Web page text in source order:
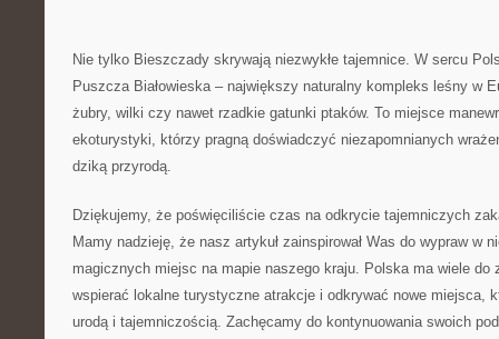
Nie tylko Bieszczady skrywają niezwykłe tajemnice. W ‌sercu⁤
Puszcza Białowieska – największy naturalny kompleks leśny w
żubry, wilki czy nawet rzadkie gatunki ptaków.​ To miejsce
ekoturystyki, którzy pragną doświadczyć niezapomnianych‌
dziką⁣ przyrodą.
Dziękujemy, że ‌poświęciliście czas na odkrycie tajemniczych
Mamy nadzieję, że nasz artykuł zainspirował Was do wypraw w
magicznych miejsc na mapie naszego kraju. Polska ma wiele do
wspierać lokalne turystyczne atrakcje i odkrywać nowe miejsca,
urodą i tajemniczością. Zachęcamy do kontynuowania swoich